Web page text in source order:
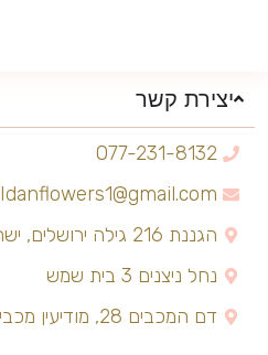
יצירת קשר
077-231-8132
Idanflowers1@gmail.com
הגננת 216 גילה ירושלים, ישראל
נחל ניצנים 3 בית שמש
דם המכבים 28, מודיעין מכבים רעות, ישראל